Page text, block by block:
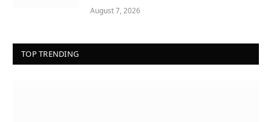
August 7, 2026
TOP TRENDING